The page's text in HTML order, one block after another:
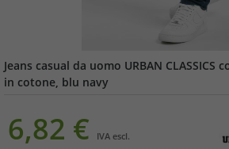
Jeans casual da uomo URBAN CLASSICS
in cotone, blu navy
6,82 € IVA escl.